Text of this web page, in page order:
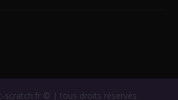
scratch.fr © | tous droits réservés